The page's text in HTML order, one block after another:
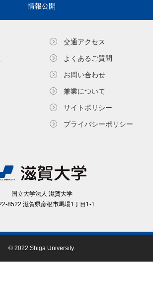
情報公開
国⽴⼤学法⼈ 滋賀⼤学
8522 滋賀県彦根市⾺場1丁⽬1-1
交通アクセス
よくあるご質問
お問い合わせ
兼業について
サイトポリシー
プライバシーポリシー
© 2022 Shiga University.